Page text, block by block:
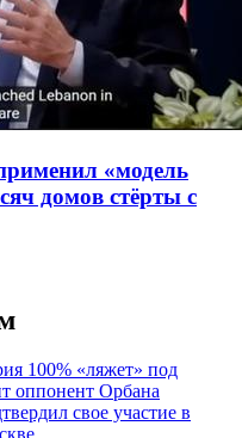
«модель
домов стёрты с
100% «ляжет» под
оппонент Орбана
свое участие в